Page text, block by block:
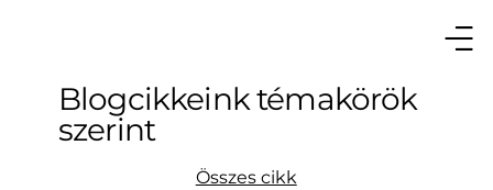
Blogcikkeink témakörök
szerint
Összes cikk